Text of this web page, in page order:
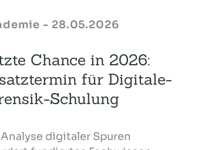
- 28.05.2026
Chance in 2026:
für Digitale-
Schulung
digitaler Spuren